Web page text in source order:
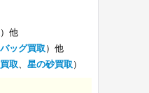
）他
ッグ買取 ）他
取、 星の砂買取 ）